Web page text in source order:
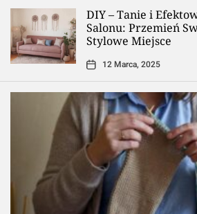
DIY – Tanie i
Salonu: Przemień
Stylowe Miejsce
12 Marca, 2025